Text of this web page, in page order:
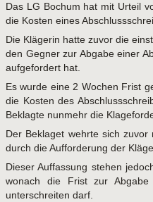
Das LG Bochum hat mit Urteil
die Kosten eines
Die Klägerin hatte zuvor die
den Gegner zur Abgabe einer
aufgefordert hat.
Es wurde eine 2 Wochen Frist
die Kosten des
Beklagte nunmehr die
Der Beklaget wehrte sich
durch die Aufforderung der
Dieser Auffassung stehen
wonach die Frist zur Abgabe
unterschreiten darf.